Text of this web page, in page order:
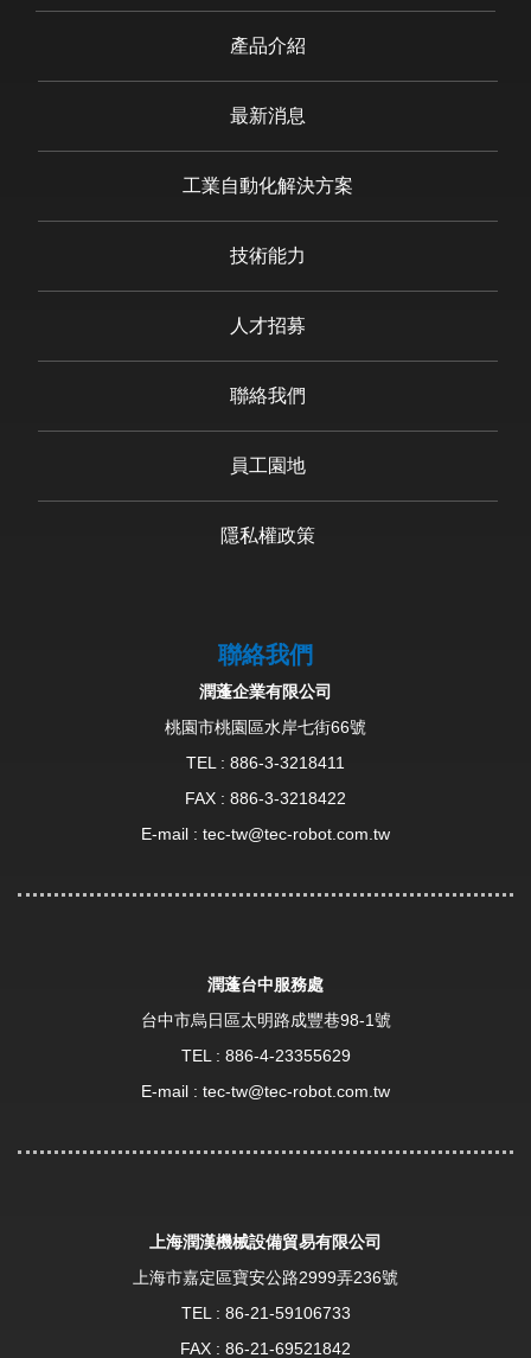
產品介紹
最新消息
工業自動化解決方案
技術能力
人才招募
聯絡我們
員工園地
隱私權政策
聯絡我們
潤蓬企業有限公司
桃園市桃園區水岸七街66號
TEL : 886-3-3218411
FAX : 886-3-3218422
E-mail : tec-tw@tec-robot.com.tw
潤蓬台中服務處
台中市烏日區太明路成豐巷98-1號
TEL : 886-4-23355629
E-mail : tec-tw@tec-robot.com.tw
上海潤漢機械設備貿易有限公司
上海市嘉定區寶安公路2999弄236號
TEL : 86-21-59106733
FAX : 86-21-69521842